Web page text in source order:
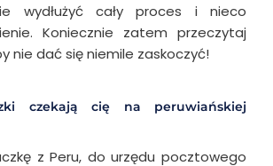
wydłużyć cały proces i nieco
Koniecznie zatem przeczytaj
nie dać się niemile zaskoczyć!
czekają cię na peruwiańskiej
z Peru, do urzędu pocztowego